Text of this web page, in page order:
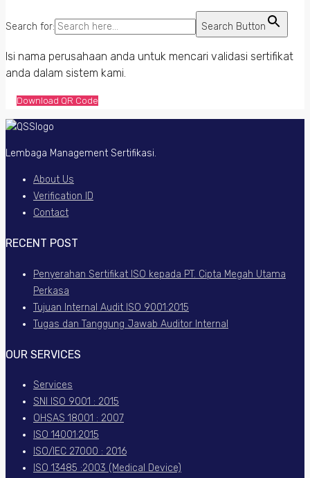
Search for: Search Button
Isi nama perusahaan anda untuk mencari validasi sertifikat
anda dalam sistem kami.
Download QR Code
Lembaga Management Sertifikasi.
About Us
Verification ID
Contact
RECENT POST
Penyerahan Sertifikat ISO kepada PT. Cipta Megah Utama
Perkasa
Tujuan Internal Audit ISO 9001:2015
Tugas dan Tanggung Jawab Auditor Internal
OUR SERVICES
Services
SNI ISO 9001 : 2015
OHSAS 18001 : 2007
ISO 14001:2015
ISO/IEC 27000 : 2016
ISO 13485 :2003 (Medical Device)